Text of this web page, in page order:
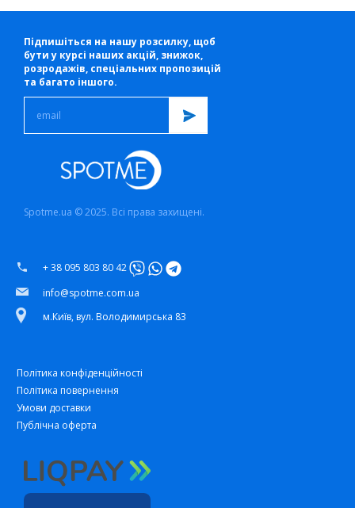
Підпишіться на нашу розсилку, щоб
бути у курсі наших акцій, знижок,
розродажів, спеціальних пропозицій
та багато іншого.
Spotme.ua © 2025. Всі права захищені.
+ 38 095 803 80 42
info@spotme.com.ua
м.Київ, вул. Володимирська 83
Політика конфіденційності
Політика повернення
Умови доставки
Публічна оферта